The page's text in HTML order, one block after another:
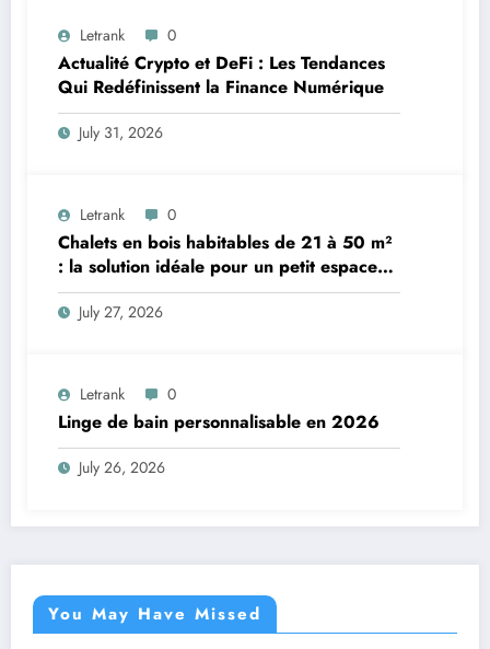
Letrank 0
Actualité Crypto et DeFi : Les Tendances
Qui Redéfinissent la Finance Numérique
July 31, 2026
Letrank 0
Chalets en bois habitables de 21 à 50 m²
: la solution idéale pour un petit espace
de vie
July 27, 2026
Letrank 0
Linge de bain personnalisable en 2026
July 26, 2026
You May Have Missed